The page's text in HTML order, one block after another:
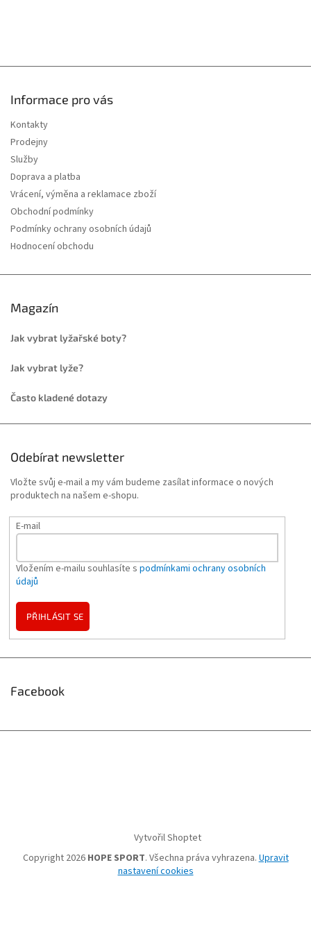
Informace pro vás
Kontakty
Prodejny
Služby
Doprava a platba
Vrácení, výměna a reklamace zboží
Obchodní podmínky
Podmínky ochrany osobních údajů
Hodnocení obchodu
Magazín
Jak vybrat lyžařské boty?
Jak vybrat lyže?
Často kladené dotazy
Odebírat newsletter
Vložte svůj e-mail a my vám budeme zasílat informace o nových
produktech na našem e-shopu.
E-mail
Vložením e-mailu souhlasíte s podmínkami ochrany osobních
údajů
PŘIHLÁSIT SE
Facebook
Vytvořil Shoptet
Copyright 2026 HOPE SPORT. Všechna práva vyhrazena. Upravit
nastavení cookies